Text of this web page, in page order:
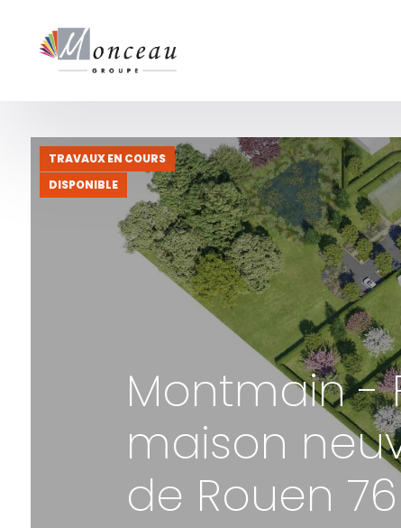
Montmain -
maison
de Rouen 76
TRAVAUX EN COURS
DISPONIBLE